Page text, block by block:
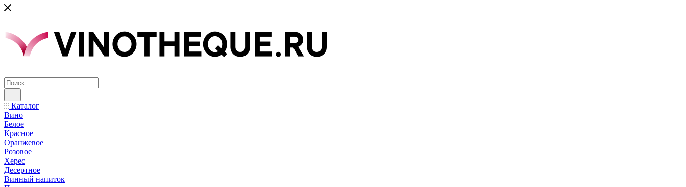
Каталог
Вино
Белое
Красное
Оранжевое
Розовое
Херес
Десертное
Винный напиток